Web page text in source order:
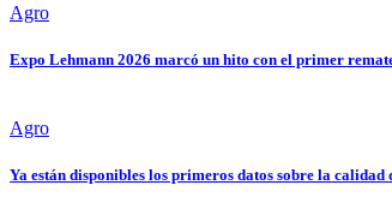
Agro
Expo Lehmann 2026 marcó un hito con el primer
Agro
Ya están disponibles los primeros datos sobre la